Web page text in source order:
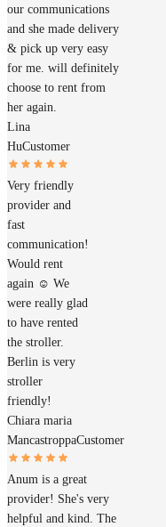
our communications
and she made delivery
& pick up very easy
for me. will definitely
choose to rent from
her again.
Lina
HuCustomer
Very friendly
provider and
fast
communication!
Would rent
again ☺️ We
were really glad
to have rented
the stroller.
Berlin is very
stroller
friendly!
Chiara maria
MancastroppaCustomer
Anum is a great
provider! She's very
helpful and kind. The